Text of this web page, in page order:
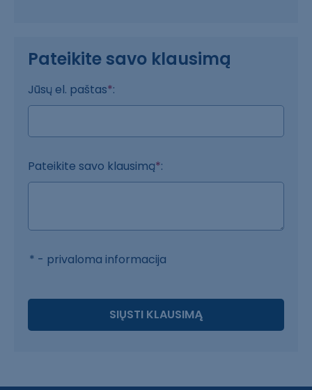
Pateikite savo klausimą
Jūsų el. paštas*:
Pateikite savo klausimą*:
* - privaloma informacija
SIŲSTI KLAUSIMĄ